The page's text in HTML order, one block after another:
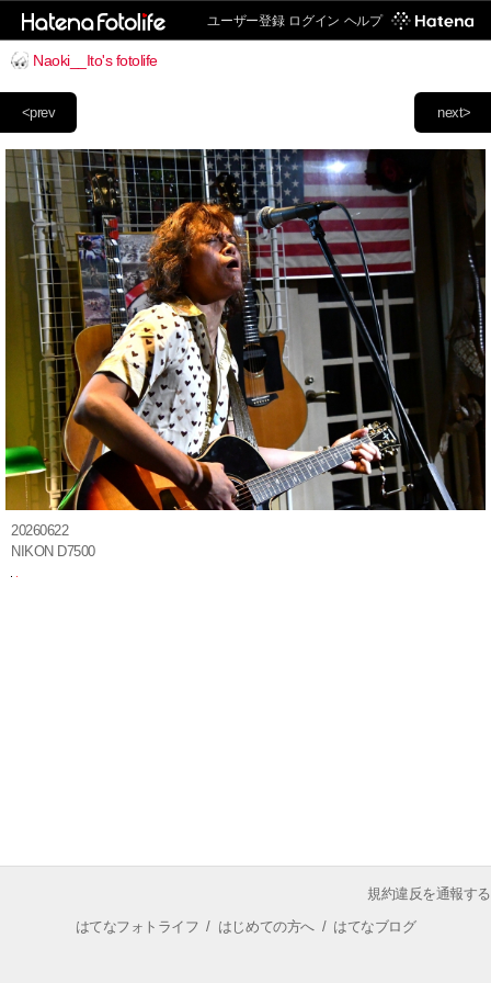
ユーザー登録 ログイン ヘルプ
Naoki__Ito's fotolife
next>
<prev
20260622
NIKON D7500
規約違反を通報する
はてなフォトライフ / はじめての方へ/ はてなブログ